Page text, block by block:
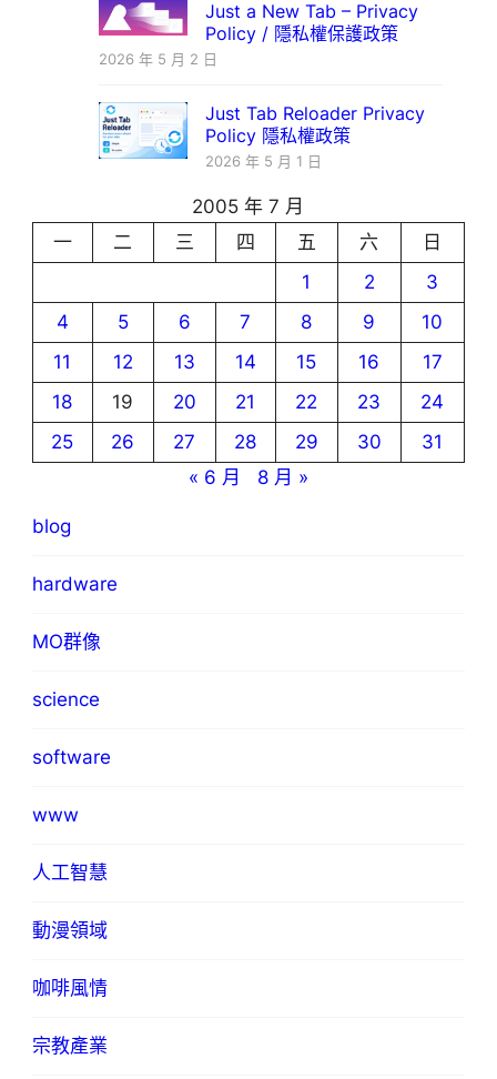
Just a New Tab – Privacy
Policy / 隱私權保護政策
2026 年 5 月 2 日
Just Tab Reloader Privacy
Policy 隱私權政策
2026 年 5 月 1 日
2005 年 7 月
一
二 三 四 五 六
日
1
2
3
4
5 6 7 8 9
10
11
12 13 14 15 16
17
18
19 20 21 22 23
24
25
26 27 28 29 30
31
« 6 月
8 月 »
blog
hardware
MO群像
science
software
www
人工智慧
動漫領域
咖啡風情
宗教產業